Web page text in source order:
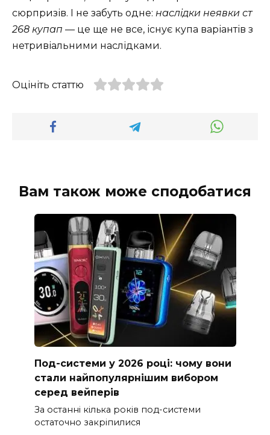
сюрпризів. І не забуть одне: наслідки неявки ст
268 купап — це ще не все, існує купа варіантів з
нетривіальними наслідками.
Оцініть статтю
Вам також може сподобатися
Под-системи у 2026 році: чому вони
стали найпопулярнішим вибором
серед вейперів
За останні кілька років под-системи
остаточно закріпилися